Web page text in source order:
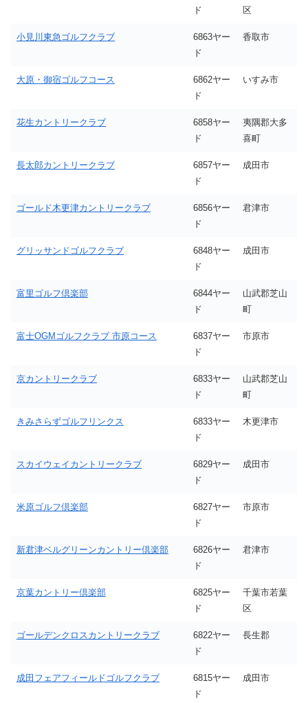
ド
区
小見川東急ゴルフクラブ
6863ヤー
ド
香取市
大原・御宿ゴルフコース
6862ヤー
ド
いすみ市
花生カントリークラブ
6858ヤー
ド
夷隅郡大多
喜町
長太郎カントリークラブ
6857ヤー
ド
成田市
ゴールド木更津カントリークラブ
6856ヤー
ド
君津市
グリッサンドゴルフクラブ
6848ヤー
ド
成田市
富里ゴルフ倶楽部
6844ヤー
ド
山武郡芝山
町
富士OGMゴルフクラブ 市原コース
6837ヤー
ド
市原市
京カントリークラブ
6833ヤー
ド
山武郡芝山
町
きみさらずゴルフリンクス
6833ヤー
ド
木更津市
スカイウェイカントリークラブ
6829ヤー
ド
成田市
米原ゴルフ倶楽部
6827ヤー
ド
市原市
新君津ベルグリーンカントリー倶楽部
6826ヤー
ド
君津市
京葉カントリー倶楽部
6825ヤー
ド
千葉市若葉
区
ゴールデンクロスカントリークラブ
6822ヤー
ド
長生郡
成田フェアフィールドゴルフクラブ
6815ヤー
ド
成田市